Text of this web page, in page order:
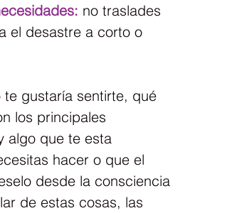
no traslades
el desastre a corto o
gustaría sentirte, qué
los principales
algo que te esta
hacer o que el
desde la consciencia
de estas cosas, las